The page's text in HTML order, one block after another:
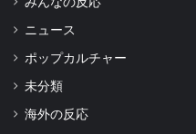
ニュース
ポップカルチャー
未分類
海外の反応